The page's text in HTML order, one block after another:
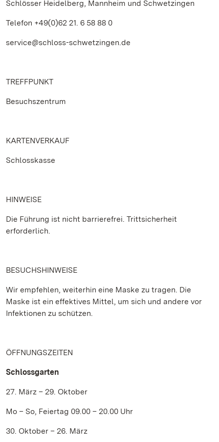
Schlösser Heidelberg, Mannheim und Schwetzingen
Telefon +49(0)62 21. 6 58 88 0
service@schloss-schwetzingen.de
TREFFPUNKT
Besuchszentrum
KARTENVERKAUF
Schlosskasse
HINWEISE
Die Führung ist nicht barrierefrei. Trittsicherheit
erforderlich.
BESUCHSHINWEISE
Wir empfehlen, weiterhin eine Maske zu tragen. Die
Maske ist ein effektives Mittel, um sich und andere vor
Infektionen zu schützen.
ÖFFNUNGSZEITEN
Schlossgarten
27. März – 29. Oktober
Mo – So, Feiertag 09.00 – 20.00 Uhr
30. Oktober – 26. März